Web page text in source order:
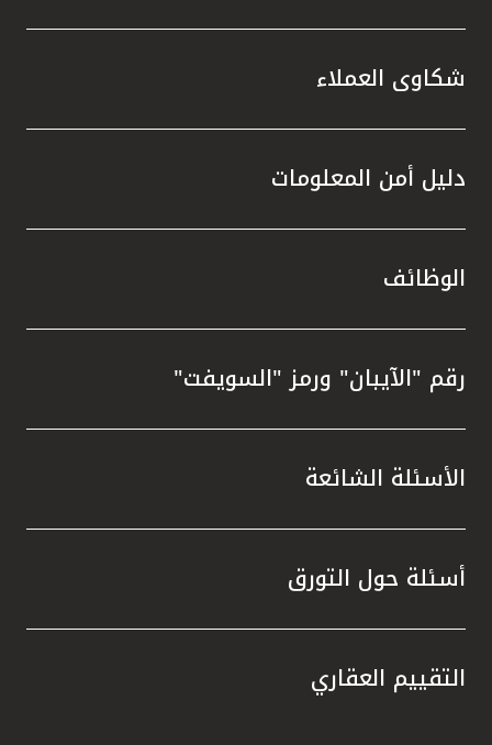
شكاوى العملاء
دليل أمن المعلومات
الوظائف
رقم "الآيبان" ورمز "السويفت"
الأسئلة الشائعة
أسئلة حول التورق
التقييم العقاري